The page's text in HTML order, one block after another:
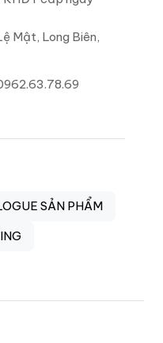
Mật, Long Biên,
SẢN PHẨM